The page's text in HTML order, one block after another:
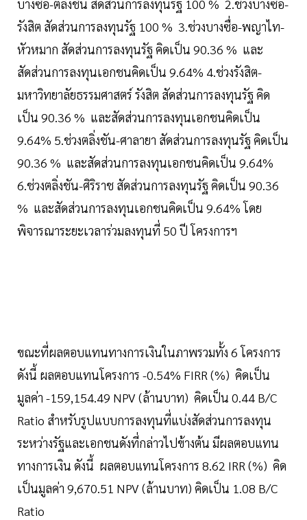
บางซื่อ-ตลิ่งชัน สัดส่วนการลงทุนรัฐ 100 % 2.ช่วงบางซื่อ-
รังสิต สัดส่วนการลงทุนรัฐ 100 % 3.ช่วงบางซื่อ-พญาไท-
หัวหมาก สัดส่วนการลงทุนรัฐ คิดเป็น 90.36 % และ
สัดส่วนการลงทุนเอกชนคิดเป็น 9.64% 4.ช่วงรังสิต-
มหาวิทยาลัยธรรมศาสตร์ รังสิต สัดส่วนการลงทุนรัฐ คิด
เป็น 90.36 % และสัดส่วนการลงทุนเอกชนคิดเป็น
9.64% 5.ช่วงตลิ่งชัน-ศาลายา สัดส่วนการลงทุนรัฐ คิดเป็น
90.36 % และสัดส่วนการลงทุนเอกชนคิดเป็น 9.64%
6.ช่วงตลิ่งชัน-ศิริราช สัดส่วนการลงทุนรัฐ คิดเป็น 90.36
% และสัดส่วนการลงทุนเอกชนคิดเป็น 9.64% โดย
พิจารณาระยะเวลาร่วมลงทุนที่ 50 ปี โครงการฯ
ขณะที่ผลตอบแทนทางการเงินในภาพรวมทั้ง 6 โครงการ
ดังนี้ ผลตอบแทนโครงการ -0.54% FIRR (%) คิดเป็น
มูลค่า -159,154.49 NPV (ล้านบาท) คิดเป็น 0.44 B/C
Ratio สำหรับรูปแบบการลงทุนที่แบ่งสัดส่วนการลงทุน
ระหว่างรัฐและเอกชนดังที่กล่าวไปข้างต้น มีผลตอบแทน
ทางการเงิน ดังนี้ ผลตอบแทนโครงการ 8.62 IRR (%) คิด
เป็นมูลค่า 9,670.51 NPV (ล้านบาท) คิดเป็น 1.08 B/C
Ratio